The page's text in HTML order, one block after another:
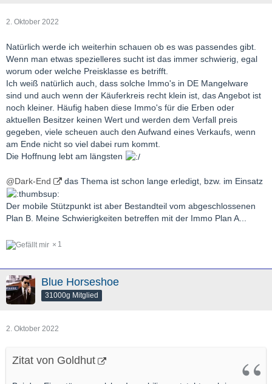
2. Oktober 2022
Natürlich werde ich weiterhin schauen ob es was passendes gibt.
Wenn man etwas spezielleres sucht ist das immer schwierig, egal
worum oder welche Preisklasse es betrifft.
Ich weiß natürlich auch, dass solche Immo's in DE Mangelware
sind und auch wenn der Käuferkreis recht klein ist, das Angebot ist
noch kleiner. Häufig haben diese Immo's für die Erben oder
aktuellen Besitzer keinen Wert und werden dem Verfall preis
gegeben, viele scheuen auch den Aufwand eines Verkaufs, wenn
am Ende nicht so viel dabei rum kommt.
Die Hoffnung lebt am längsten
@Dark-End das Thema ist schon lange erledigt, bzw. im Einsatz
Der mobile Stützpunkt ist aber Bestandteil vom abgeschlossenen
Plan B. Meine Schwierigkeiten betreffen mit der Immo Plan A...
1
Blue Horseshoe
31000g Mitglied
2. Oktober 2022
Zitat von Goldhut